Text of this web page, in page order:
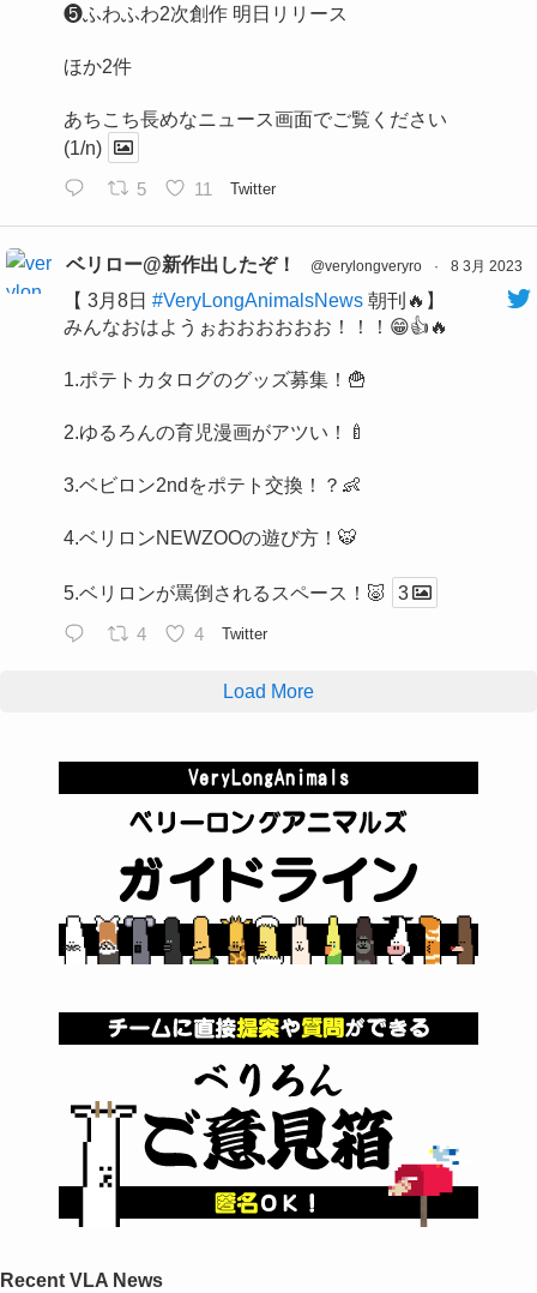
❺ふわふわ2次創作 明日リリース
ほか2件
あちこち長めなニュース画面でご覧ください
(1/n)
5 11 Twitter
ベリロー@新作出したぞ！ @verylongveryro · 8 3月 2023
【 3月8日 #VeryLongAnimalsNews 朝刊🔥】
みんなおはようぉおおおおおお！！！😁👍🔥
1.ポテトカタログのグッズ募集！🍟
2.ゆるろんの育児漫画がアツい！🍼
3.ベビロン2ndをポテト交換！？👶
4.ベリロンNEWZOOの遊び方！🐯
5.ベリロンが罵倒されるスペース！🐷 3
4 4 Twitter
Load More
Recent VLA News